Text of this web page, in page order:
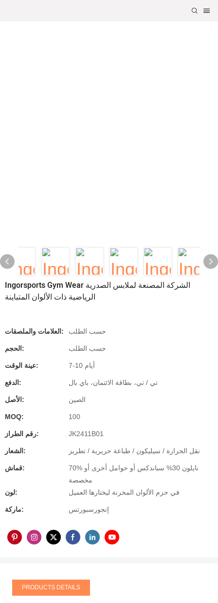
Ingorsports Gym Wear الشركة المصنعة لملابس الصدرية
الرياضية ذات الألوان المتباينة
العلامات والملصقات: حسب الطلب
الحجم: حسب الطلب
عينة الوقت: 7-10 أيام
الدفع: تي / تي، بطاقة الائتمان، باي بال
الأصل: الصين
MOQ: 100
رقم الطراز: JK2411B01
الشعار: نقل الحرارة / سيليكون / طباعة حريرية / تطريز
قماش:
70% نايلون 30% سباندكس أو حوامل أخرى أو
مخصصة
لون:
في حزم الألوان المخزنة ليختارها العميل
ماركة: إنجورسبورتس
PRODUCTS DETAILS